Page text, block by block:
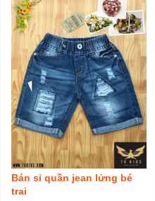
Bán sỉ quần jean lửng bé
trai